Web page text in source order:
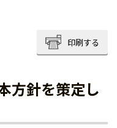
印刷する
方針を策定し